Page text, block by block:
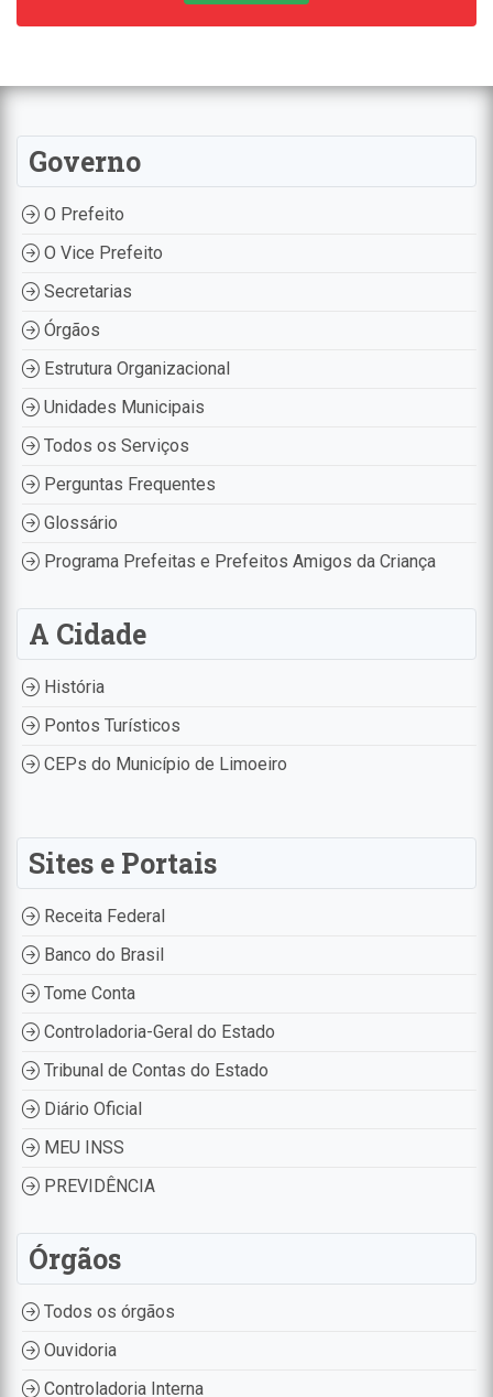
Governo
O Prefeito
O Vice Prefeito
Secretarias
Órgãos
Estrutura Organizacional
Unidades Municipais
Todos os Serviços
Perguntas Frequentes
Glossário
Programa Prefeitas e Prefeitos Amigos da Criança
A Cidade
História
Pontos Turísticos
CEPs do Município de Limoeiro
Sites e Portais
Receita Federal
Banco do Brasil
Tome Conta
Controladoria-Geral do Estado
Tribunal de Contas do Estado
Diário Oficial
MEU INSS
PREVIDÊNCIA
Órgãos
Todos os órgãos
Ouvidoria
Controladoria Interna